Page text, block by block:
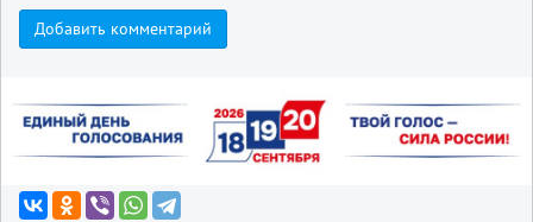
Добавить комментарий